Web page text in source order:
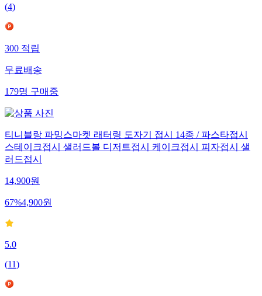
(4)
300적립
무료배송
179명구매중
티니블랑 파밍스마켓 래터링 도자기 접시 14종 / 파스타접시
스테이크접시 샐러드볼 디저트접시 케이크접시 피자접시 샐
러드접시
14,900원
67%4,900원
5.0
(11)